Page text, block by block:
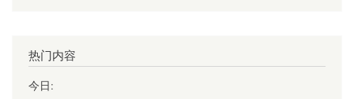
热门内容
今日: